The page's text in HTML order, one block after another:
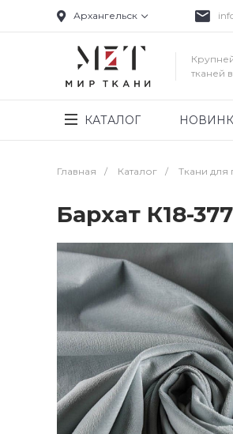
Архангельск
тканей
КАТАЛОГ
Главная / Каталог / Ткани для
Бархат К18-